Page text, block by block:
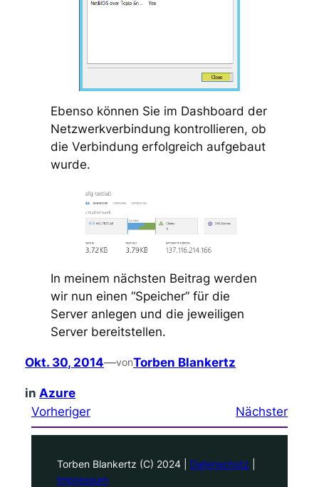
Ebenso können Sie im Dashboard der
Netzwerkverbindung kontrollieren, ob
die Verbindung erfolgreich aufgebaut
wurde.
In meinem nächsten Beitrag werden
wir nun einen “Speicher” für die
Server anlegen und die jeweiligen
Server bereitstellen.
Okt. 30, 2014—vonTorben Blankertz
inAzure
Vorheriger
Nächster
Torben Blankertz (C) 2024 | Datenschutz
Impressum